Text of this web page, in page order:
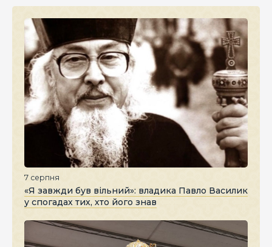
7 серпня
«Я завжди був вільний»: владика Павло Василик
у спогадах тих, хто його знав